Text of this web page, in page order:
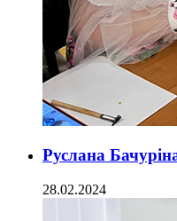
Руслана
28.02.2024